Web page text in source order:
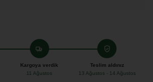
Kargoya verdik
11 Ağustos
Teslim aldınız
13 Ağustos - 14 Ağustos